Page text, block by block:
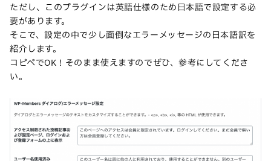
ただし、このプラグインは英語仕様のため日本語で設定する必
要があります。
そこで、設定の中で少し面倒なエラーメッセージの日本語訳を
紹介します。
コピペでOK！そのまま使えますのでぜひ、参考にしてくださ
い。